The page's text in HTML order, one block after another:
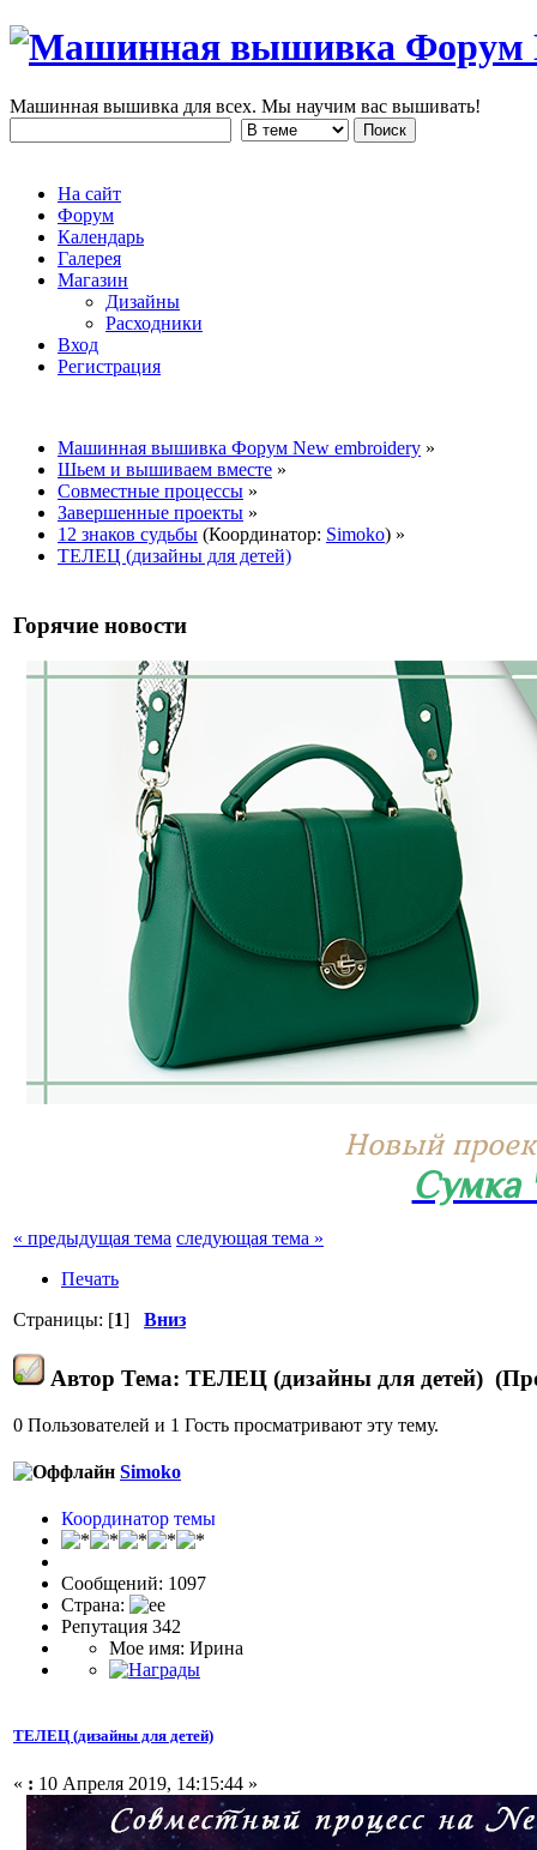
Машинная вышивка для всех. Мы научим вас вышивать!
На сайт
Форум
Календарь
Галерея
Магазин
Дизайны
Расходники
Вход
Регистрация
Машинная вышивка Форум New embroidery »
Шьем и вышиваем вместе »
Совместные процессы »
Завершенные проекты »
12 знаков судьбы (Координатор: Simoko) »
ТЕЛЕЦ (дизайны для детей)
Горячие новости
Новый
Сумка
« предыдущая тема следующая тема »
Печать
Страницы: [1] Вниз
Автор Тема: ТЕЛЕЦ (дизайны для детей)
0 Пользователей и 1 Гость просматривают эту тему.
Simoko
Координатор темы
Сообщений: 1097
Страна:
Репутация 342
Мое имя: Ирина
ТЕЛЕЦ (дизайны для детей)
« : 10 Апреля 2019, 14:15:44 »